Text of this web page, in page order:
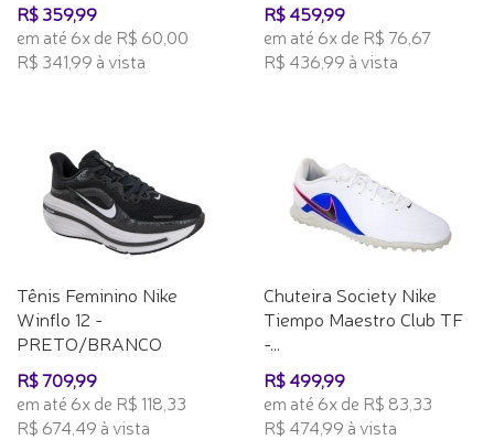
R$ 359,99
em até 6x de R$ 60,00
R$ 341,99 à vista
R$ 459,99
em até 6x de R$ 76,67
R$ 436,99 à vista
Tênis Feminino Nike
Winflo 12 -
PRETO/BRANCO
R$ 709,99
em até 6x de R$ 118,33
R$ 674,49 à vista
Chuteira Society Nike
Tiempo Maestro Club TF
-...
R$ 499,99
em até 6x de R$ 83,33
R$ 474,99 à vista